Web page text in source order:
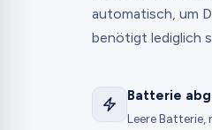
automatisch, um
benötigt lediglich
Batterie
Leere